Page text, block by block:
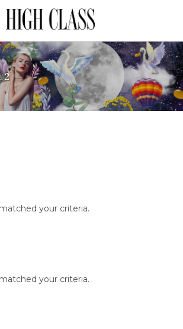
2
your criteria.
your criteria.